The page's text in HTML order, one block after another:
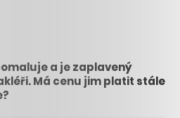
a je zaplavený
Má cenu jim platit stále